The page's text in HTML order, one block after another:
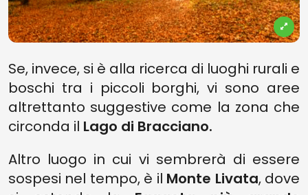
Se, invece, si è alla ricerca di luoghi rurali e
boschi tra i piccoli borghi, vi sono aree
altrettanto suggestive come la zona che
circonda il Lago di Bracciano.
Altro luogo in cui vi sembrerà di essere
sospesi nel tempo, è il Monte Livata, dove